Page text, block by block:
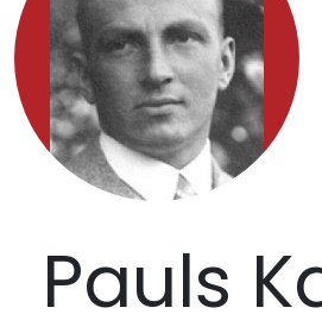
Pauls